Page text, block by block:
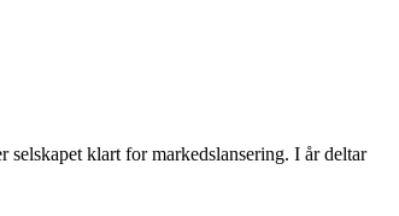
klart for markedslansering. I år deltar